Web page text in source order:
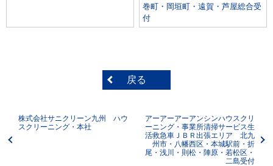
巻町・岡垣町・遠賀・芦屋総合受
付
戻る
株式会社サニクリーン九州 ハウ
スクリーニング・本社
アーアーアーアンシンハウスクリ
ーニング・事業所清掃サービス生
活救急車ＪＢＲ出張エリア 北九
州市・八幡西区・本城駅前・折
尾・浅川・則松・陣原・若松区・
二島受付